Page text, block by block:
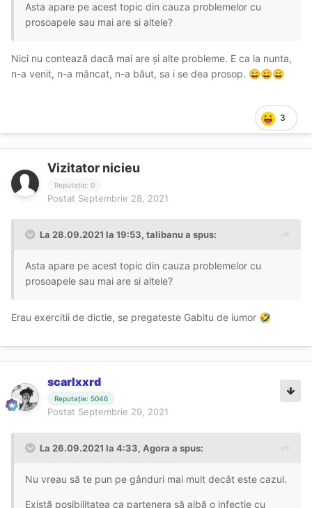
Asta apare pe acest topic din cauza problemelor cu
prosoapele sau mai are si altele?
Nici nu contează dacă mai are și alte probleme. E ca la nunta,
n-a venit, n-a mâncat, n-a băut, sa i se dea prosop. 😄😄😄
3
Vizitator nicieu
Reputație: 0
Postat Septembrie 28, 2021
La 28.09.2021 la 19:53, talibanua spus:
Asta apare pe acest topic din cauza problemelor cu
prosoapele sau mai are si altele?
Erau exercitii de dictie, se pregateste Gabitu de iumor 🤣
scarlxxrd
Reputație: 5046
Postat Septembrie 29, 2021
La 26.09.2021 la 4:33, Agora a spus:
Nu vreau să te pun pe gânduri mai mult decât este cazul.
Există posibilitatea ca partenera să aibă o infecție cu